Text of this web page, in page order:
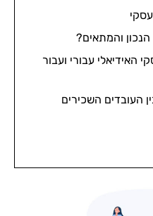
והמתאים?
האידיאלי עבורי ועבור
העובדים השכירים